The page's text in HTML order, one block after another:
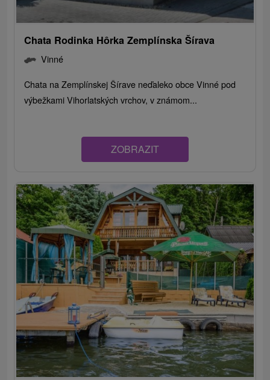
Chata Rodinka Hôrka Zemplínska Šírava
Vinné
Chata na Zemplínskej Šírave neďaleko obce Vinné pod
výbežkami Vihorlatských vrchov, v známom...
ZOBRAZIT